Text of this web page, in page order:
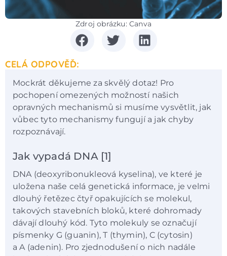
Zdroj obrázku: Canva
CELÁ ODPOVĚĎ:
Mockrát děkujeme za skvělý dotaz! Pro
pochopení omezených možností našich
opravných mechanismů si musíme vysvětlit, jak
vůbec tyto mechanismy fungují a jak chyby
rozpoznávají.
Jak vypadá DNA [1]
DNA (deoxyribonukleová kyselina), ve které je
uložena naše celá genetická informace, je velmi
dlouhý řetězec čtyř opakujících se molekul,
takových stavebních bloků, které dohromady
dávají dlouhý kód. Tyto molekuly se označují
písmenky G (guanin), T (thymin), C (cytosin)
a A (adenin). Pro zjednodušení o nich nadále